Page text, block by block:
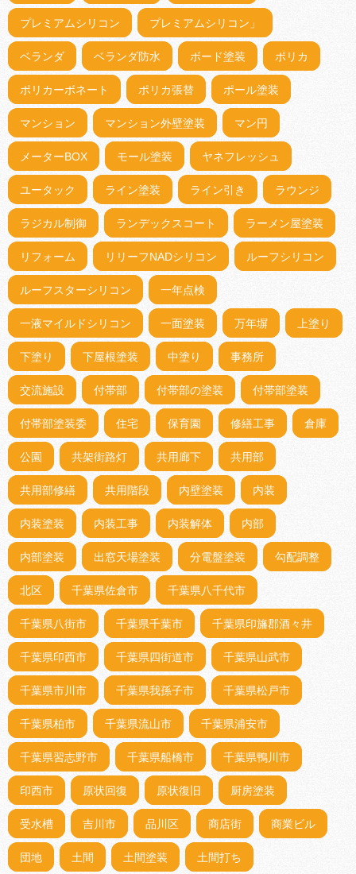
プレミアムシリコン プレミアムシリコン」
ベランダ ベランダ防水 ボード塗装 ポリカ
ポリカーボネート ポリカ張替 ポール塗装
マンション マンション外壁塗装 マン円
メーターBOX モール塗装 ヤネフレッシュ
ユータック ライン塗装 ライン引き ラウンジ
ラジカル制御 ランデックスコート ラーメン屋塗装
リフォーム リリーフNADシリコン ルーフシリコン
ルーフスターシリコン 一年点検
一液マイルドシリコン 一面塗装 万年塀 上塗り
下塗り 下屋根塗装 中塗り 事務所
交流施設 付帯部 付帯部の塗装 付帯部塗装
付帯部塗装委 住宅 保育園 修繕工事 倉庫
公園 共架街路灯 共用廊下 共用部
共用部修繕 共用階段 内壁塗装 内装
内装塗装 内装工事 内装解体 内部
内部塗装 出窓天場塗装 分電盤塗装 勾配調整
北区 千葉県佐倉市 千葉県八千代市
千葉県八街市 千葉県千葉市 千葉県印旛郡酒々井
千葉県印西市 千葉県四街道市 千葉県山武市
千葉県市川市 千葉県我孫子市 千葉県松戸市
千葉県柏市 千葉県流山市 千葉県浦安市
千葉県習志野市 千葉県船橋市 千葉県鴨川市
印西市 原状回復 原状復旧 厨房塗装
受水槽 吉川市 品川区 商店街 商業ビル
団地 土間 土間塗装 土間打ち